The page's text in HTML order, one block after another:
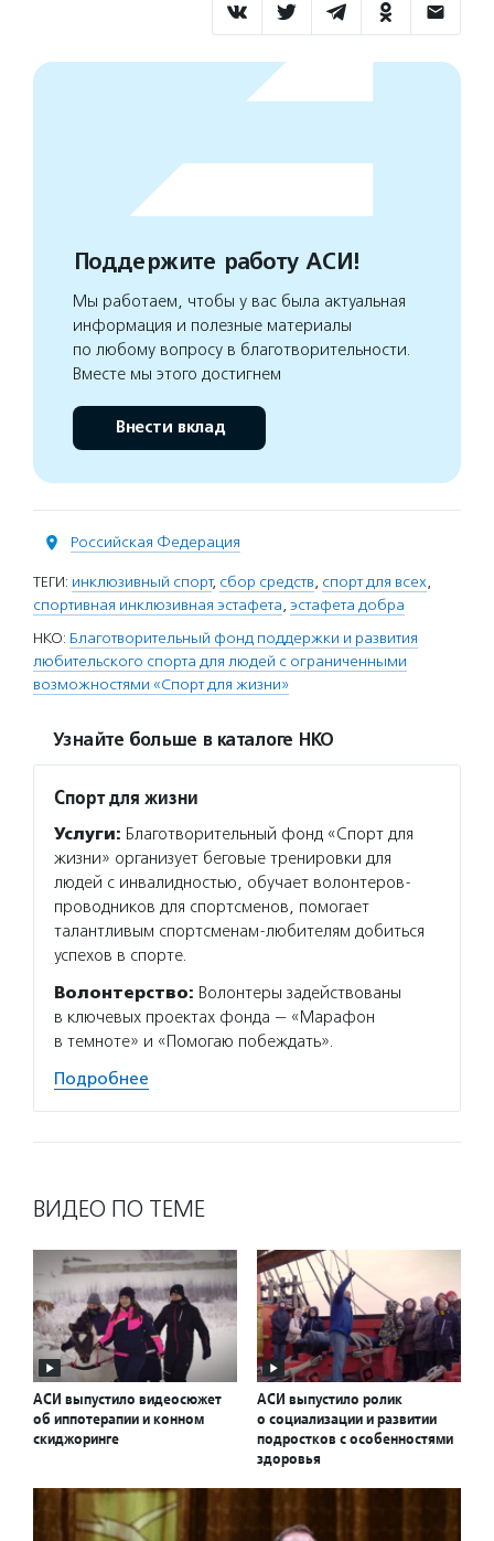
Поддержите работу АСИ!
Мы работаем, чтобы у вас была актуальная
информация и полезные материалы
по любому вопросу в благотворительности.
Вместе мы этого достигнем
Внести вклад
Российская Федерация
ТЕГИ: инклюзивный спорт, сбор средств, спорт для всех,
спортивная инклюзивная эстафета, эстафета добра
НКО: Благотворительный фонд поддержки и развития
любительского спорта для людей с ограниченными
возможностями «Спорт для жизни»
Узнайте больше в каталоге НКО
Спорт для жизни
Услуги: Благотворительный фонд «Спорт для
жизни» организует беговые тренировки для
людей с инвалидностью, обучает волонтеров-
проводников для спортсменов, помогает
талантливым спортсменам-любителям добиться
успехов в спорте.
Волонтерство: Волонтеры задействованы
в ключевых проектах фонда — «Марафон
в темноте» и «Помогаю побеждать».
Подробнее
ВИДЕО ПО ТЕМЕ
АСИ выпустило видеосюжет
об иппотерапии и конном
скиджоринге
АСИ выпустило ролик
о социализации и развитии
подростков с особенностями
здоровья